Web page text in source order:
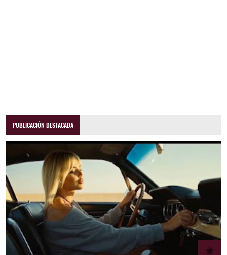
PUBLICACIÓN DESTACADA